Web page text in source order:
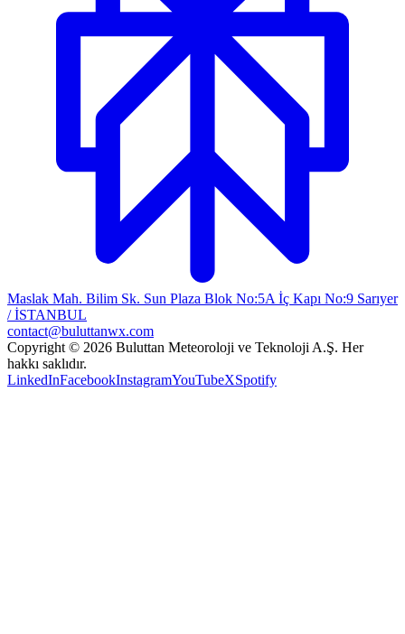
Maslak Mah. Bilim Sk. Sun Plaza Blok No:5A İç Kapı No:9 Sarıyer
/ İSTANBUL
contact@buluttanwx.com
Copyright © 2026 Buluttan Meteoroloji ve Teknoloji A.Ş. Her
hakkı saklıdır.
LinkedInFacebookInstagramYouTubeXSpotify